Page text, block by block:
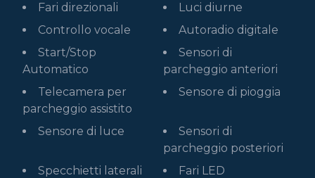
Fari direzionali
Luci diurne
Controllo vocale
Autoradio digitale
Start/Stop
Automatico
Sensori di
parcheggio anteriori
Telecamera per
parcheggio assistito
Sensore di pioggia
Sensore di luce
Sensori di
parcheggio posteriori
Specchietti laterali
Fari LED